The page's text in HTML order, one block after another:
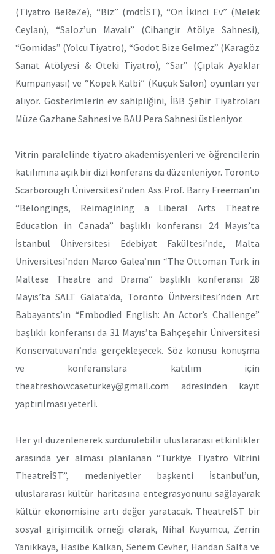
(Tiyatro BeReZe), “Biz” (mdtİST), “On İkinci Ev” (Melek
Ceylan), “Saloz’un Mavalı” (Cihangir Atölye Sahnesi),
“Gomidas” (Yolcu Tiyatro), “Godot Bize Gelmez” (Karagöz
Sanat Atölyesi & Öteki Tiyatro), “Sar” (Çıplak Ayaklar
Kumpanyası) ve “Köpek Kalbi” (Küçük Salon) oyunları yer
alıyor. Gösterimlerin ev sahipliğini, İBB Şehir Tiyatroları
Müze Gazhane Sahnesi ve BAU Pera Sahnesi üstleniyor.
Vitrin paralelinde tiyatro akademisyenleri ve öğrencilerin
katılımına açık bir dizi konferans da düzenleniyor. Toronto
Scarborough Üniversitesi’nden Ass.Prof. Barry Freeman’ın
“Belongings, Reimagining a Liberal Arts Theatre
Education in Canada” başlıklı konferansı 24 Mayıs’ta
İstanbul Üniversitesi Edebiyat Fakültesi’nde, Malta
Üniversitesi’nden Marco Galea’nın “The Ottoman Turk in
Maltese Theatre and Drama” başlıklı konferansı 28
Mayıs’ta SALT Galata’da, Toronto Üniversitesi’nden Art
Babayants’ın “Embodied English: An Actor’s Challenge”
başlıklı konferansı da 31 Mayıs’ta Bahçeşehir Üniversitesi
Konservatuvarı’nda gerçekleşecek. Söz konusu konuşma
ve konferanslara katılım için
theatreshowcaseturkey@gmail.com adresinden kayıt
yaptırılması yeterli.
Her yıl düzenlenerek sürdürülebilir uluslararası etkinlikler
arasında yer alması planlanan “Türkiye Tiyatro Vitrini
TheatreİST”, medeniyetler başkenti İstanbul’un,
uluslararası kültür haritasına entegrasyonunu sağlayarak
kültür ekonomisine artı değer yaratacak. TheatreIST bir
sosyal girişimcilik örneği olarak, Nihal Kuyumcu, Zerrin
Yanıkkaya, Hasibe Kalkan, Senem Cevher, Handan Salta ve